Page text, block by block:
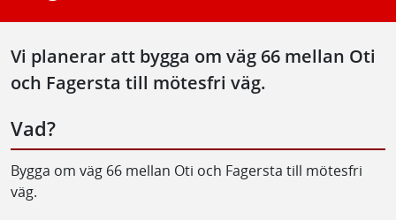
Vi planerar att bygga om väg 66 mellan Oti
och Fagersta till mötesfri väg.
Vad?
Bygga om väg 66 mellan Oti och Fagersta till mötesfri
väg.